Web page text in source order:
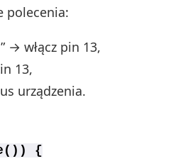
polecenia:
→ włącz pin 13,
13,
urządzenia.
{